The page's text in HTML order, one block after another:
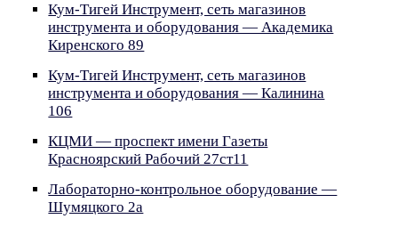
Кум-Тигей Инструмент, сеть магазинов
инструмента и оборудования — Академика
Киренского 89
Кум-Тигей Инструмент, сеть магазинов
инструмента и оборудования — Калинина
106
КЦМИ — проспект имени Газеты
Красноярский Рабочий 27ст11
Лабораторно-контрольное оборудование —
Шумяцкого 2а